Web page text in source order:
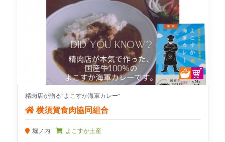
精肉店が贈る“よこすか海軍カレー”
横須賀食肉協同組合
堀ノ内 よこすか土産